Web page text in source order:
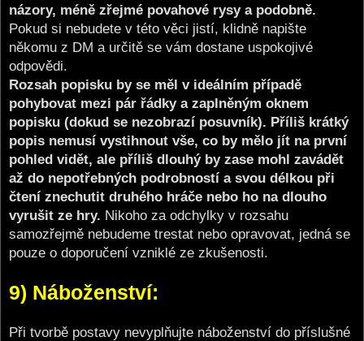
názory, méně zřejmé povahové rysy a podobně.
Pokud si nebudete v této věci jistí, klidně napište
někomu z DM a určitě se vám dostane uspokojivé
odpovědi.
Rozsah popisku by se měl v ideálním případě
pohybovat mezi pár řádky a zaplněným oknem
popisku (dokud se nezobrazí posuvník). Příliš krátký
popis nemusí vystihnout vše, co by mělo jít na první
pohled vidět, ale příliš dlouhý by zase mohl zavádět
až do nepotřebných podrobností a svou délkou při
čtení znechutit druhého hráče nebo ho na dlouho
vyrušit ze hry. Nikoho za odchylky v rozsahu
samozřejmě nebudeme trestat nebo opravovat, jedná se
pouze o doporučení vzniklé ze zkušenosti.
9) Náboženství:
Při tvorbě postavy nevyplňujte náboženství do příslušné